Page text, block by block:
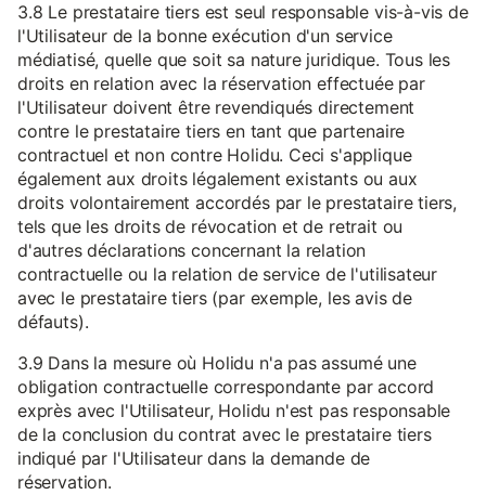
3.8 Le prestataire tiers est seul responsable vis-à-vis de
l'Utilisateur de la bonne exécution d'un service
médiatisé, quelle que soit sa nature juridique. Tous les
droits en relation avec la réservation effectuée par
l'Utilisateur doivent être revendiqués directement
contre le prestataire tiers en tant que partenaire
contractuel et non contre Holidu. Ceci s'applique
également aux droits légalement existants ou aux
droits volontairement accordés par le prestataire tiers,
tels que les droits de révocation et de retrait ou
d'autres déclarations concernant la relation
contractuelle ou la relation de service de l'utilisateur
avec le prestataire tiers (par exemple, les avis de
défauts).
3.9 Dans la mesure où Holidu n'a pas assumé une
obligation contractuelle correspondante par accord
exprès avec l'Utilisateur, Holidu n'est pas responsable
de la conclusion du contrat avec le prestataire tiers
indiqué par l'Utilisateur dans la demande de
réservation.